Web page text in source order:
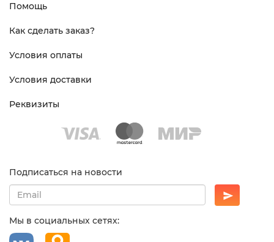
Помощь
Как сделать заказ?
Условия оплаты
Условия доставки
Реквизиты
Подписаться на новости
Мы в социальных сетях: